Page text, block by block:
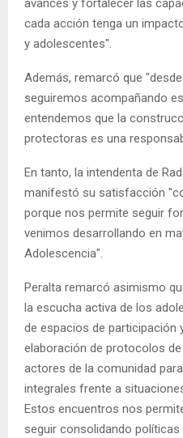
avances y fortalecer las
cada acción tenga un
y adolescentes".
Además, remarcó que
seguiremos acompañando
entendemos que la
protectoras es una
En tanto, la intendenta de
manifestó su satisfacción
porque nos permite seguir
venimos desarrollando en
Adolescencia".
Peralta remarcó asimismo
la escucha activa de los
de espacios de participación
elaboración de protocolos
actores de la comunidad
integrales frente a
Estos encuentros nos
seguir consolidando